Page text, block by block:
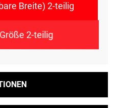
Breite) 2-teilig
2-teilig